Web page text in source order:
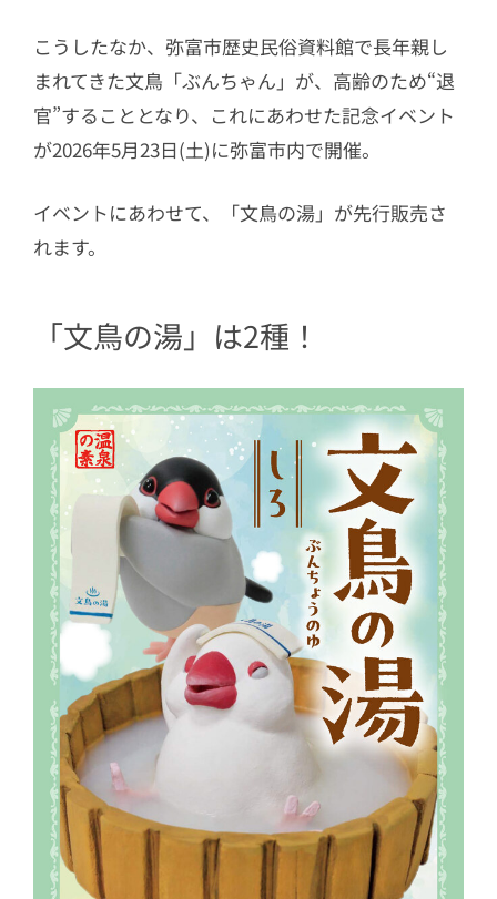
こうしたなか、弥富市歴史民俗資料館で長年親し
まれてきた文鳥「ぶんちゃん」が、高齢のため“退
官”することとなり、これにあわせた記念イベント
が2026年5月23日(土)に弥富市内で開催。
イベントにあわせて、「文鳥の湯」が先行販売さ
れます。
「文鳥の湯」は2種！